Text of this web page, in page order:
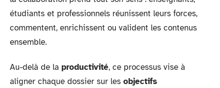
étudiants et professionnels réunissent leurs forces,
commentent, enrichissent ou valident les contenus
ensemble.
Au-delà de la productivité, ce processus vise à
aligner chaque dossier sur les objectifs